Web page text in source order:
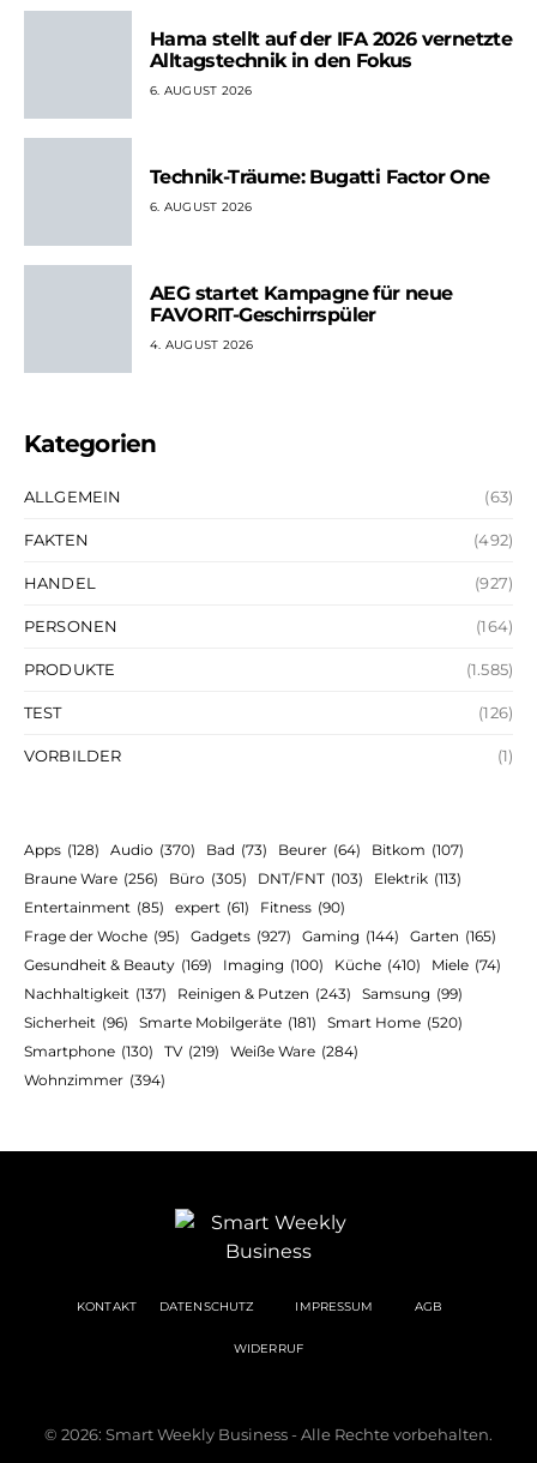
Hama stellt auf der IFA 2026 vernetzte
Alltagstechnik in den Fokus
6. AUGUST 2026
Technik-Träume: Bugatti Factor One
6. AUGUST 2026
AEG startet Kampagne für neue
FAVORIT-Geschirrspüler
4. AUGUST 2026
Kategorien
ALLGEMEIN (63)
FAKTEN (492)
HANDEL (927)
PERSONEN (164)
PRODUKTE (1.585)
TEST (126)
VORBILDER (1)
Apps (128) Audio (370) Bad (73) Beurer (64) Bitkom (107)
Braune Ware (256) Büro (305) DNT/FNT (103) Elektrik (113)
Entertainment (85) expert (61) Fitness (90)
Frage der Woche (95) Gadgets (927) Gaming (144) Garten (165)
Gesundheit & Beauty (169) Imaging (100) Küche (410) Miele (74)
Nachhaltigkeit (137) Reinigen & Putzen (243) Samsung (99)
Sicherheit (96) Smarte Mobilgeräte (181) Smart Home (520)
Smartphone (130) TV (219) Weiße Ware (284)
Wohnzimmer (394)
KONTAKT DATENSCHUTZ IMPRESSUM AGB
WIDERRUF
© 2026: Smart Weekly Business - Alle Rechte vorbehalten.